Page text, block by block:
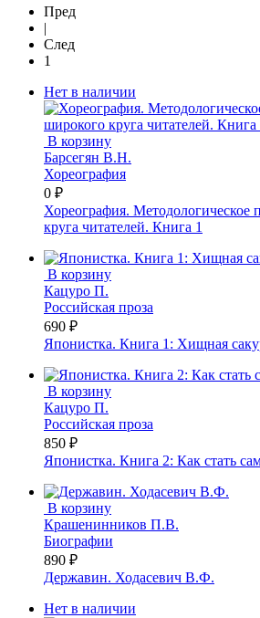
Пред
|
След
1
Нет в наличии
В корзину
Барсегян В.Н.
Хореография
0 ₽
Хореография. Методологическое
круга читателей. Книга 1
В корзину
Кацуро П.
Российская проза
690 ₽
Японистка. Книга 1: Хищная
В корзину
Кацуро П.
Российская проза
850 ₽
Японистка. Книга 2: Как стать
В корзину
Крашенинников П.В.
Биографии
890 ₽
Державин. Ходасевич В.Ф.
Нет в наличии